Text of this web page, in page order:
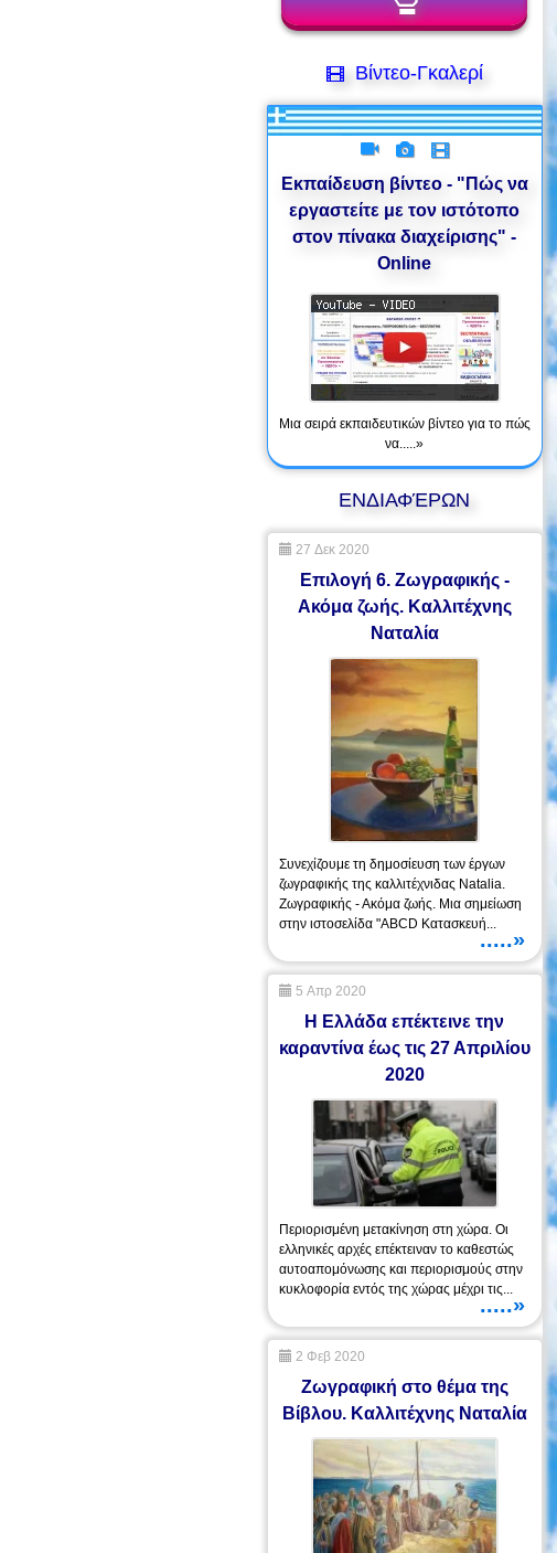
Βίντεο-Γκαλερί
Εκπαίδευση βίντεο - "Πώς να
εργαστείτε με τον ιστότοπο
στον πίνακα διαχείρισης" -
Online
Μια σειρά εκπαιδευτικών βίντεο για το πώς
να.....»
ΕΝΔΙΑΦΈΡΩΝ
27 Δεκ 2020
Επιλογή 6. Ζωγραφικής -
Ακόμα ζωής. Καλλιτέχνης
Ναταλία
Συνεχίζουμε τη δημοσίευση των έργων
ζωγραφικής της καλλιτέχνιδας Natalia.
Ζωγραφικής - Ακόμα ζωής. Μια σημείωση
στην ιστοσελίδα "ABCD Κατασκευή...
.....»
5 Απρ 2020
Η Ελλάδα επέκτεινε την
καραντίνα έως τις 27 Απριλίου
2020
Περιορισμένη μετακίνηση στη χώρα. Οι
ελληνικές αρχές επέκτειναν το καθεστώς
αυτοαπομόνωσης και περιορισμούς στην
κυκλοφορία εντός της χώρας μέχρι τις...
.....»
2 Φεβ 2020
Ζωγραφική στο θέμα της
Βίβλου. Καλλιτέχνης Ναταλία